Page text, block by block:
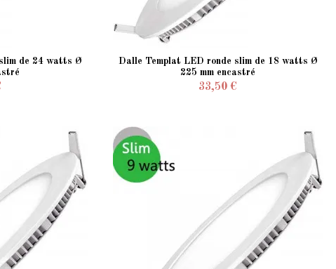
de 24 watts Ø
Dalle Templat LED ronde slim de 18 watts Ø
225 mm encastré
33,50 €